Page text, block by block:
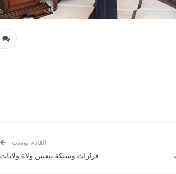
القادم بوست
قرارات وشيكة بتعيين ولاة ولايات